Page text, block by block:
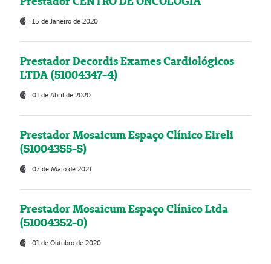
15 de Janeiro de 2020
Prestador Decordis Exames Cardiológicos
LTDA (51004347-4)
01 de Abril de 2020
Prestador Mosaicum Espaço Clínico Eireli
(51004355-5)
07 de Maio de 2021
Prestador Mosaicum Espaço Clínico Ltda
(51004352-0)
01 de Outubro de 2020